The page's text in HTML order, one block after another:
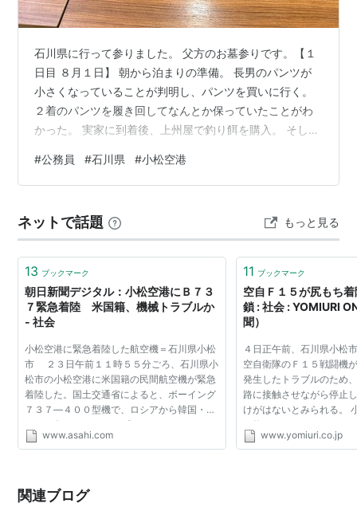
石川県に行って参りました。 父方のお墓参りです。【１
日目 ８月１日】 朝から泊まりの準備。 長男のパンツが
小さくなっていることが判明し、パンツを買いに行く。
２着のパンツを履き回してなんとか保っていたことがわ
かった。 実家に到着後、上州屋で釣り餌を購入。 そして
し、その後私が運転。 助手席ではハイボールを飲む親
父。後部座席では爆睡する母と長男。 この日は車内で日
ったのは、北陸道、確か長野県か新潟県だったと思う。
４時頃には石川県安宅の海岸に到着し、キス釣りを３時
間。 なんとクサフグが４匹…
#公務員 #石川県 #小松空港
ネットで話題 もっと見る
13 ブックマーク
朝日新聞デジタル：小松空港にＢ７３
７緊急着陸 米国籍、機械トラブルか
- 社会
小松空港に緊急着陸した航空機＝石川県小松
市 ２３日午前１１時５５分ごろ、石川県小
松市の小松空港に米国籍の民間航空機が緊急
着陸した。国土交通省によると、ボーイング
７３７―４００型機で、ロシアから韓国・ソ
ウルに向かっていた。プライベートジェット
とみられる。機体に損傷などは見あたらない
www.asahi.com
11 ブックマーク
空自Ｆ１５が尻もち
鎖 : 社会 : YOMIURI
聞）
４日正午前、石川県小松
空自衛隊のＦ１５戦闘機
発生したトラブルのため
路に接触させながら停止
けがはないとみられる。
（約３０００メートル）
同日午後１時現在、滑走
www.yomiuri.co.jp
関連ブログ